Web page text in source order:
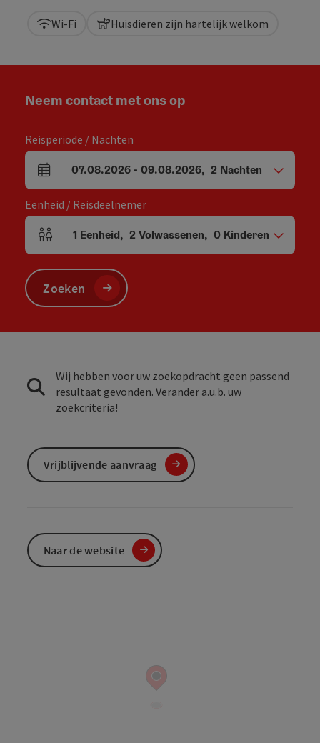
Wi-Fi Huisdieren zijn hartelijk welkom
Neem contact met ons op
Reisperiode / Nachten
Velden voor aankomst en vertrek
07.08.2026- 09.08.2026, 2 Nachten
Eenheid / Reisdeelnemer
Aantal eenheden en persoonsvelden
1 Eenheid, 2 Volwassenen, 0 Kinderen
Zoeken
Wij hebben voor uw zoekopdracht geen passend
resultaat gevonden. Verander a.u.b. uw
zoekcriteria!
Vrijblijvende aanvraag
Naar de website